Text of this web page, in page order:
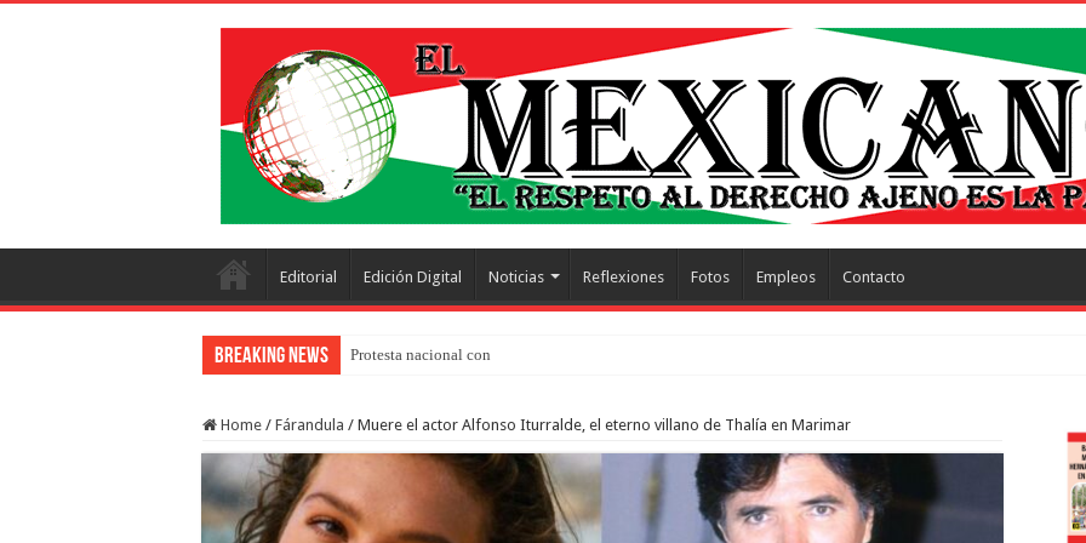
Editorial Edición Digital Noticias Reflexiones Fotos Empleos Contacto
Breaking News Protesta nacional con más de trescientos actos
Home / Fárandula / Muere el actor Alfonso Iturralde, el eterno villano de Thalía en Marimar